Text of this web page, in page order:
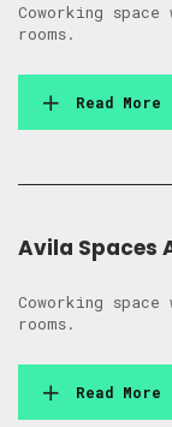
Coworking
rooms.
Read More
Avila Spaces
Coworking
rooms.
Read More